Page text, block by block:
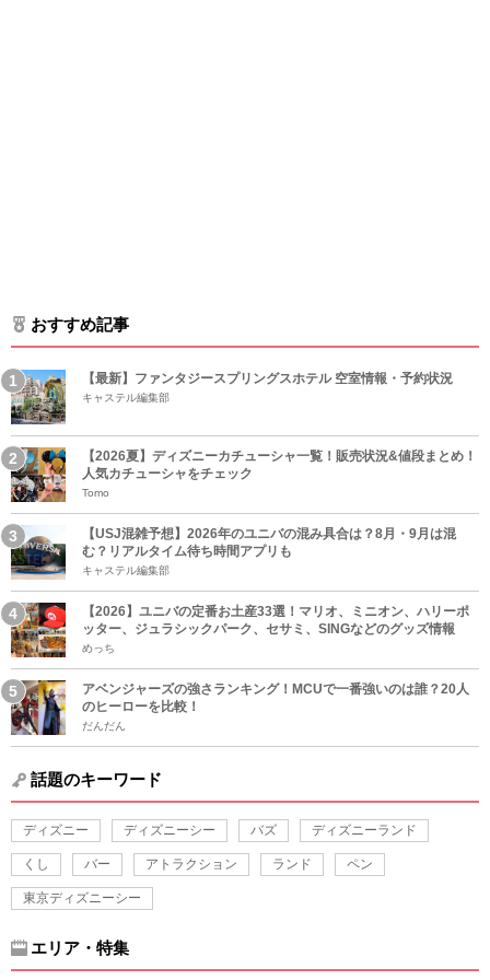
おすすめ記事
【最新】ファンタジースプリングスホテル 空室情報・予約状況
キャステル編集部
【2026夏】ディズニーカチューシャ一覧！販売状況&値段まとめ！
人気カチューシャをチェック
Tomo
【USJ混雑予想】2026年のユニバの混み具合は？8月・9月は混
む？リアルタイム待ち時間アプリも
キャステル編集部
【2026】ユニバの定番お土産33選！マリオ、ミニオン、ハリーポ
ッター、ジュラシックパーク、セサミ、SINGなどのグッズ情報
めっち
アベンジャーズの強さランキング！MCUで一番強いのは誰？20人
のヒーローを比較！
だんだん
話題のキーワード
ディズニー ディズニーシー バズ ディズニーランド
くし バー アトラクション ランド ペン
東京ディズニーシー
エリア・特集